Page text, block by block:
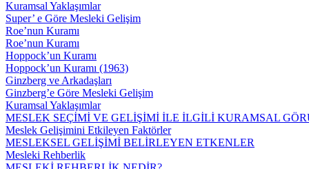
Kuramsal Yaklaşımlar
Super’ e Göre Mesleki Gelişim
Roe’nun Kuramı
Roe’nun Kuramı
Hoppock’un Kuramı
Hoppock’un Kuramı (1963)
Ginzberg ve Arkadaşları
Ginzberg’e Göre Mesleki Gelişim
Kuramsal Yaklaşımlar
MESLEK SEÇİMİ VE GELİŞİMİ İLE İLGİLİ KURAMSAL
Meslek Gelişimini Etkileyen Faktörler
MESLEKSEL GELİŞİMİ BELİRLEYEN ETKENLER
Mesleki Rehberlik